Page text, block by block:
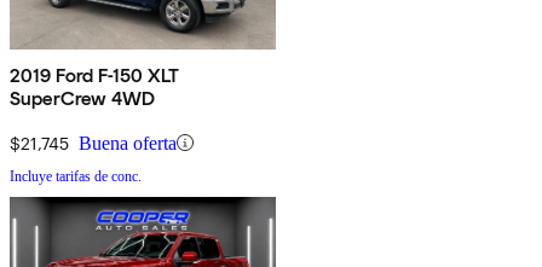
2019 Ford F-150 XLT
SuperCrew 4WD
$21,745 Buena oferta
Incluye tarifas de conc.